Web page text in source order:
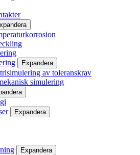
Expandera
av toleranskrav
simulering
Expandera
Expandera